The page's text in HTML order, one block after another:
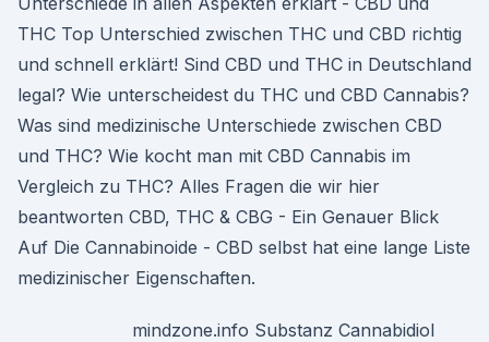
THC Top Unterschied zwischen THC und CBD richtig
und schnell erklärt! Sind CBD und THC in Deutschland
legal? Wie unterscheidest du THC und CBD Cannabis?
Was sind medizinische Unterschiede zwischen CBD
und THC? Wie kocht man mit CBD Cannabis im
Vergleich zu THC? Alles Fragen die wir hier
beantworten CBD, THC & CBG - Ein Genauer Blick
Auf Die Cannabinoide - CBD selbst hat eine lange Liste
medizinischer Eigenschaften.
mindzone.info Substanz Cannabidiol